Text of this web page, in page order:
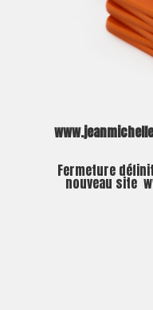
Fermeture
nouveau site